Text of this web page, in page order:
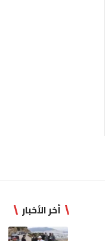
أخر الأخبار